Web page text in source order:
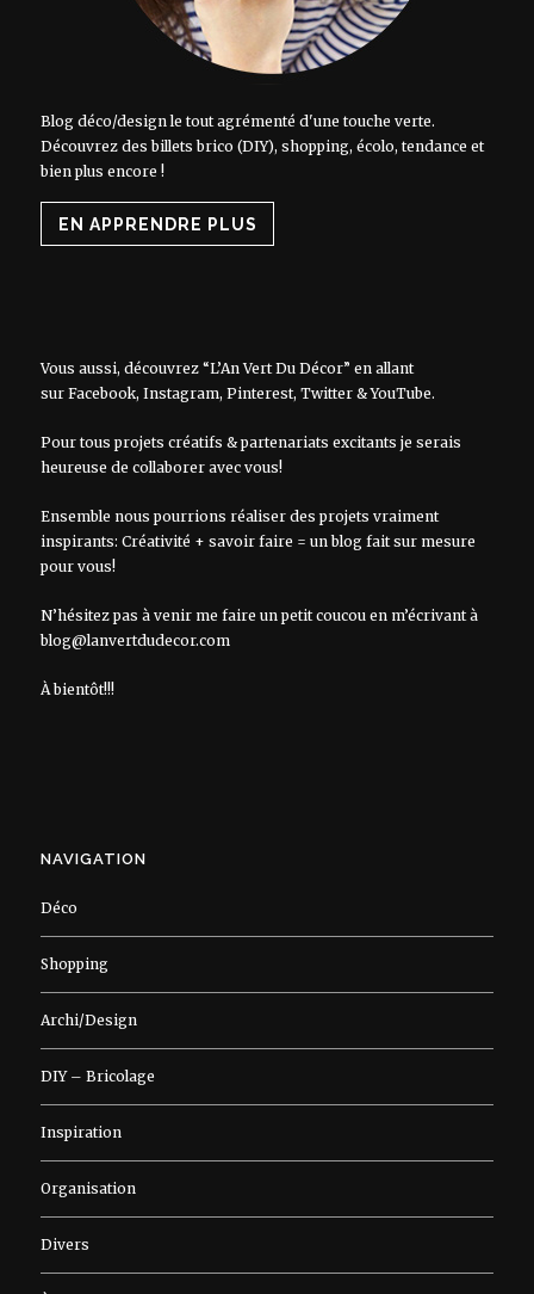
Blog déco/design le tout agrémenté d'une touche verte.
Découvrez des billets brico (DIY), shopping, écolo, tendance et
bien plus encore !
EN APPRENDRE PLUS
Vous aussi, découvrez “L’An Vert Du Décor” en allant
sur Facebook, Instagram, Pinterest, Twitter&YouTube.
Pour tous projets créatifs & partenariats excitants je serais
heureuse de collaborer avec vous!
Ensemble nous pourrions réaliser des projets vraiment
inspirants: Créativité + savoir faire = un blog fait sur mesure
pour vous!
N’hésitez pas à venir me faire un petit coucou en m’écrivant à
blog@lanvertdudecor.com
À bientôt!!!
NAVIGATION
Déco
Shopping
Archi/Design
DIY – Bricolage
Inspiration
Organisation
Divers